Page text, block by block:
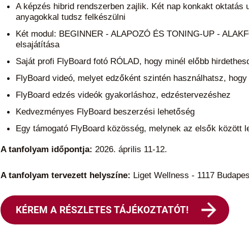
A képzés hibrid rendszerben zajlik. Két nap konkakt oktatás
anyagokkal tudsz felkészülni
Két modul: BEGINNER - ALAPOZÓ ÉS TONING-UP -
elsajátítása
Saját profi FlyBoard fotó RÓLAD, hogy minél előbb
FlyBoard videó, melyet edzőként szintén használhatsz,
FlyBoard edzés videók gyakorláshoz, edzéstervezéshez
Kedvezményes FlyBoard beszerzési lehetőség
Egy támogató FlyBoard közösség, melynek az elsők között
A tanfolyam időpontja: 2026. április 11-12.
A tanfolyam tervezett helyszíne: Liget Wellness - 1117
KÉREM A RÉSZLETES TÁJÉKOZTATÓT!